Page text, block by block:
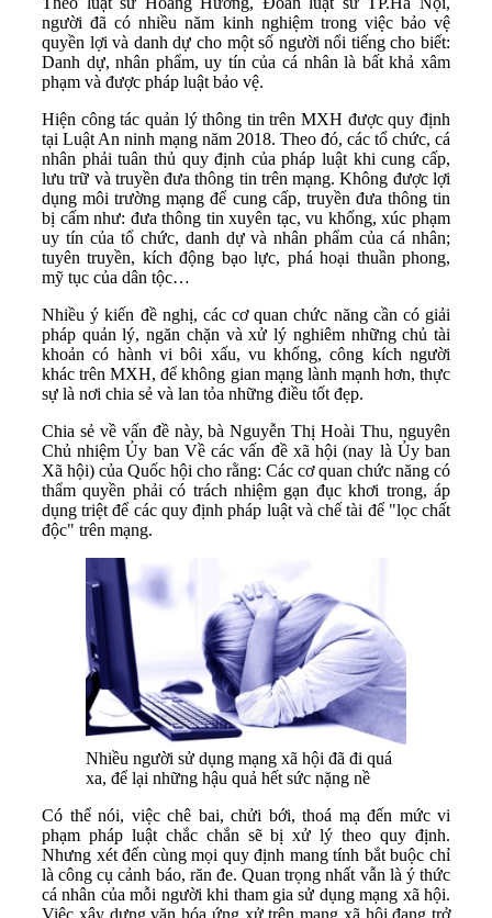
người đã có nhiều năm kinh nghiệm trong việc bảo vệ
quyền lợi và danh dự cho một số người nổi tiếng cho biết:
Danh dự, nhân phẩm, uy tín của cá nhân là bất khả xâm
phạm và được pháp luật bảo vệ.
Hiện công tác quản lý thông tin trên MXH được quy định
tại Luật An ninh mạng năm 2018. Theo đó, các tổ chức, cá
nhân phải tuân thủ quy định của pháp luật khi cung cấp,
lưu trữ và truyền đưa thông tin trên mạng. Không được lợi
dụng môi trường mạng để cung cấp, truyền đưa thông tin
bị cấm như: đưa thông tin xuyên tạc, vu khống, xúc phạm
uy tín của tổ chức, danh dự và nhân phẩm của cá nhân;
tuyên truyền, kích động bạo lực, phá hoại thuần phong,
mỹ tục của dân tộc…
Nhiều ý kiến đề nghị, các cơ quan chức năng cần có giải
pháp quản lý, ngăn chặn và xử lý nghiêm những chủ tài
khoản có hành vi bôi xấu, vu khống, công kích người
khác trên MXH, để không gian mạng lành mạnh hơn, thực
sự là nơi chia sẻ và lan tỏa những điều tốt đẹp.
Chia sẻ về vấn đề này, bà Nguyễn Thị Hoài Thu, nguyên
Chủ nhiệm Ủy ban Về các vấn đề xã hội (nay là Ủy ban
Xã hội) của Quốc hội cho rằng: Các cơ quan chức năng có
thẩm quyền phải có trách nhiệm gạn đục khơi trong, áp
dụng triệt để các quy định pháp luật và chế tài để "lọc chất
độc" trên mạng.
Nhiều người sử dụng mạng xã hội đã đi quá
xa, để lại những hậu quả hết sức nặng nề
Có thể nói, việc chê bai, chửi bới, thoá mạ đến mức vi
phạm pháp luật chắc chắn sẽ bị xử lý theo quy định.
Nhưng xét đến cùng mọi quy định mang tính bắt buộc chỉ
là công cụ cảnh báo, răn đe. Quan trọng nhất vẫn là ý thức
cá nhân của mỗi người khi tham gia sử dụng mạng xã hội.